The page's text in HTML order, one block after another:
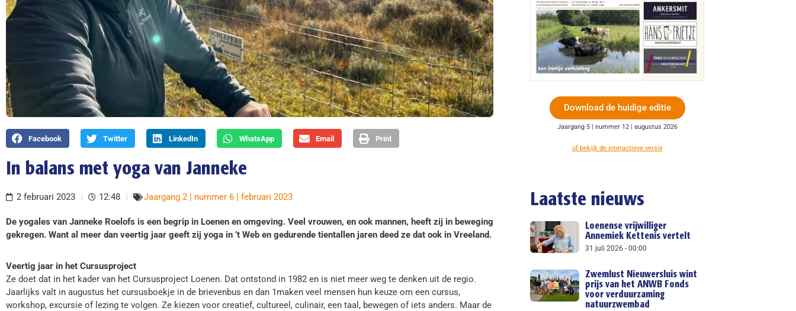
Facebook Twitter LinkedIn WhatsApp Email Print
In balans met yoga van Janneke
2 februari 2023 12:48 Jaargang 2 | nummer 6 | februari 2023
De yogales van Janneke Roelofs is een begrip in Loenen en omgeving. Veel vrouwen, en ook mannen, heeft zij in beweging
gekregen. Want al meer dan veertig jaar geeft zij yoga in ’t Web en gedurende tientallen jaren deed ze dat ook in Vreeland.
Veertig jaar in het Cursusproject
Ze doet dat in het kader van het Cursusproject Loenen. Dat ontstond in 1982 en is niet meer weg te denken uit de regio.
Jaarlijks valt in augustus het cursusboekje in de brievenbus en dan 1maken veel mensen hun keuze om een cursus,
workshop, excursie of lezing te volgen. Ze kiezen voor creatief, cultureel, culinair, een taal, bewegen of iets anders. Maar de
Download de huidige editie
Jaargang 5 | nummer 12 | augustus 2026
of bekijk de interactieve versie
Laatste nieuws
Loenense vrijwilliger
Annemiek Kettenis vertelt
31 juli 2026 00:00
Zwemlust Nieuwersluis wint
prijs van het ANWB Fonds
voor verduurzaming
natuurzwembad